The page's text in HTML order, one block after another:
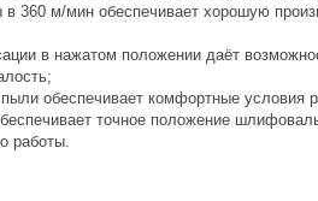
360 м/мин обеспечивает хорошую
в нажатом положении даёт
обеспечивает комфортные
точное положение
работы.